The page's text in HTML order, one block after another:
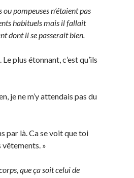
pompeuses n’étaient pas
habituels mais il fallait
dont il se passerait bien.
plus étonnant, c’est qu’ils
je ne m’y attendais pas du
par là. Ca se voit que toi
vêtements. »
que ça soit celui de